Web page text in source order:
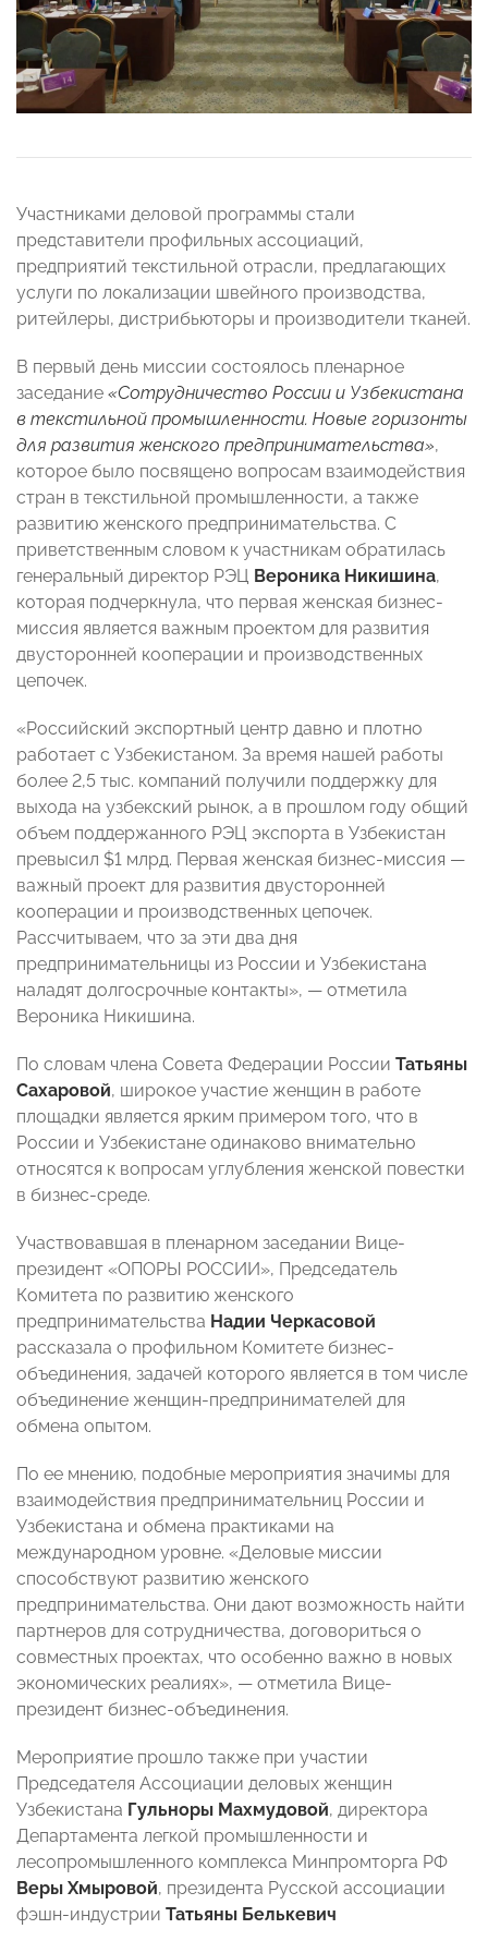
Участниками деловой программы стали
представители профильных ассоциаций,
предприятий текстильной отрасли, предлагающих
услуги по локализации швейного производства,
ритейлеры, дистрибьюторы и производители тканей.
В первый день миссии состоялось пленарное
заседание «Сотрудничество России и Узбекистана
в текстильной промышленности. Новые горизонты
для развития женского предпринимательства»,
которое было посвящено вопросам взаимодействия
стран в текстильной промышленности, а также
развитию женского предпринимательства. С
приветственным словом к участникам обратилась
генеральный директор РЭЦ Вероника Никишина,
которая подчеркнула, что первая женская бизнес-
миссия является важным проектом для развития
двусторонней кооперации и производственных
цепочек.
«Российский экспортный центр давно и плотно
работает с Узбекистаном. За время нашей работы
более 2,5 тыс. компаний получили поддержку для
выхода на узбекский рынок, а в прошлом году общий
объем поддержанного РЭЦ экспорта в Узбекистан
превысил $1 млрд. Первая женская бизнес-миссия —
важный проект для развития двусторонней
кооперации и производственных цепочек.
Рассчитываем, что за эти два дня
предпринимательницы из России и Узбекистана
наладят долгосрочные контакты», — отметила
Вероника Никишина.
По словам члена Совета Федерации России Татьяны
Сахаровой, широкое участие женщин в работе
площадки является ярким примером того, что в
России и Узбекистане одинаково внимательно
относятся к вопросам углубления женской повестки
в бизнес-среде.
Участвовавшая в пленарном заседании Вице-
президент «ОПОРЫ РОССИИ», Председатель
Комитета по развитию женского
предпринимательства Надии Черкасовой
рассказала о профильном Комитете бизнес-
объединения, задачей которого является в том числе
объединение женщин-предпринимателей для
обмена опытом.
По ее мнению, подобные мероприятия значимы для
взаимодействия предпринимательниц России и
Узбекистана и обмена практиками на
международном уровне. «Деловые миссии
способствуют развитию женского
предпринимательства. Они дают возможность найти
партнеров для сотрудничества, договориться о
совместных проектах, что особенно важно в новых
экономических реалиях», — отметила Вице-
президент бизнес-объединения.
Мероприятие прошло также при участии
Председателя Ассоциации деловых женщин
Узбекистана Гульноры Махмудовой, директора
Департамента легкой промышленности и
лесопромышленного комплекса Минпромторга РФ
Веры Хмыровой, президента Русской ассоциации
фэшн-индустрии Татьяны Белькевич